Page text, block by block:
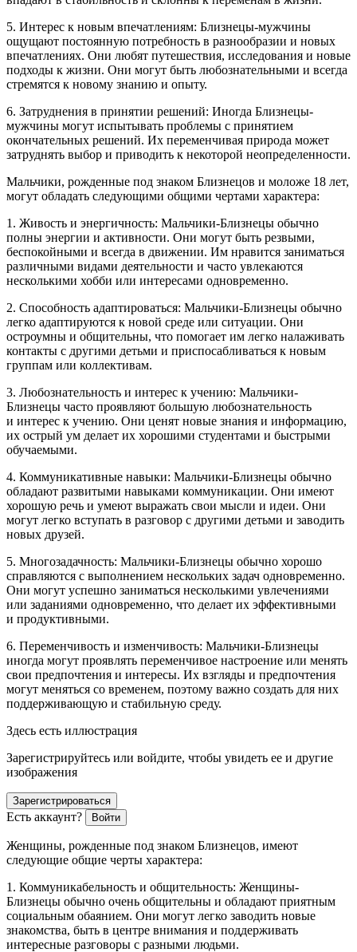
5. Интерес к новым впечатлениям: Близнецы-мужчины
ощущают постоянную потребность в разнообразии и новых
впечатлениях. Они любят путешествия, исследования и новые
подходы к жизни. Они могут быть любознательными и всегда
стремятся к новому знанию и опыту.
6. Затруднения в принятии решений: Иногда Близнецы-
мужчины могут испытывать проблемы с принятием
окончательных решений. Их переменчивая природа может
затруднять выбор и приводить к некоторой неопределенности.
Мальчики, рожденные под знаком Близнецов и моложе 18 лет,
могут обладать следующими общими чертами характера:
1. Живость и энергичность: Мальчики-Близнецы обычно
полны энергии и активности. Они могут быть резвыми,
беспокойными и всегда в движении. Им нравится заниматься
различными видами деятельности и часто увлекаются
несколькими хобби или интересами одновременно.
2. Способность адаптироваться: Мальчики-Близнецы обычно
легко адаптируются к новой среде или ситуации. Они
остроумны и общительны, что помогает им легко налаживать
контакты с другими детьми и приспосабливаться к новым
группам или коллективам.
3. Любознательность и интерес к учению: Мальчики-
Близнецы часто проявляют большую любознательность
и интерес к учению. Они ценят новые знания и информацию,
их острый ум делает их хорошими студентами и быстрыми
обучаемыми.
4. Коммуникативные навыки: Мальчики-Близнецы обычно
обладают развитыми навыками коммуникации. Они имеют
хорошую речь и умеют выражать свои мысли и идеи. Они
могут легко вступать в разговор с другими детьми и заводить
новых друзей.
5. Многозадачность: Мальчики-Близнецы обычно хорошо
справляются с выполнением нескольких задач одновременно.
Они могут успешно заниматься несколькими увлечениями
или заданиями одновременно, что делает их эффективными
и продуктивными.
6. Переменчивость и изменчивость: Мальчики-Близнецы
иногда могут проявлять переменчивое настроение или менять
свои предпочтения и интересы. Их взгляды и предпочтения
могут меняться со временем, поэтому важно создать для них
поддерживающую и стабильную среду.
Здесь есть иллюстрация
Зарегистрируйтесь или войдите, чтобы увидеть ее и другие
изображения
Зарегистрироваться
Есть аккаунт? Войти
Женщины, рожденные под знаком Близнецов, имеют
следующие общие черты характера:
1. Коммуникабельность и общительность: Женщины-
Близнецы обычно очень общительны и обладают приятным
социальным обаянием. Они могут легко заводить новые
знакомства, быть в центре внимания и поддерживать
интересные разговоры с разными людьми.